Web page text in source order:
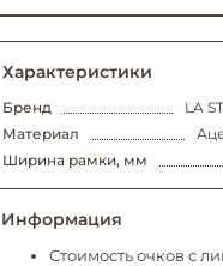
Характеристики
Бренд LA
Материал
Ширина рамки, мм
Информация
Стоимость очков с